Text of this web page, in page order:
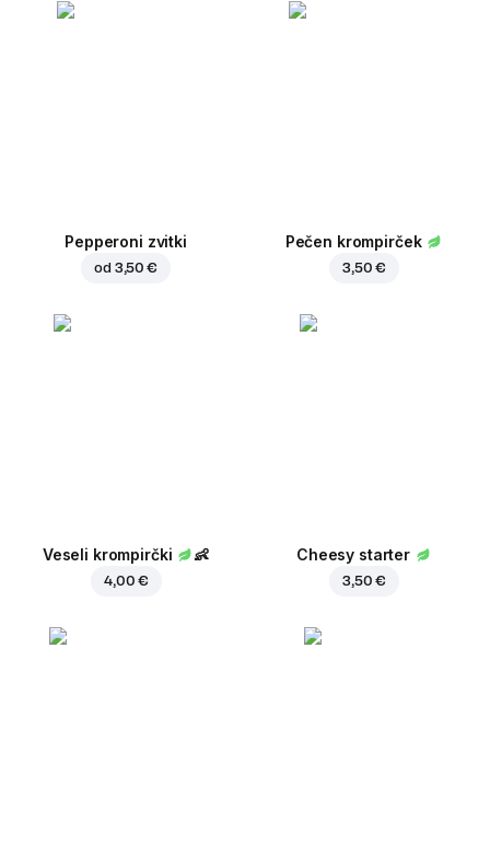
Pepperoni zvitki
od 3,50 €
Pečen krompirček
3,50 €
Veseli krompirčki 👶
4,00 €
Cheesy starter
3,50 €